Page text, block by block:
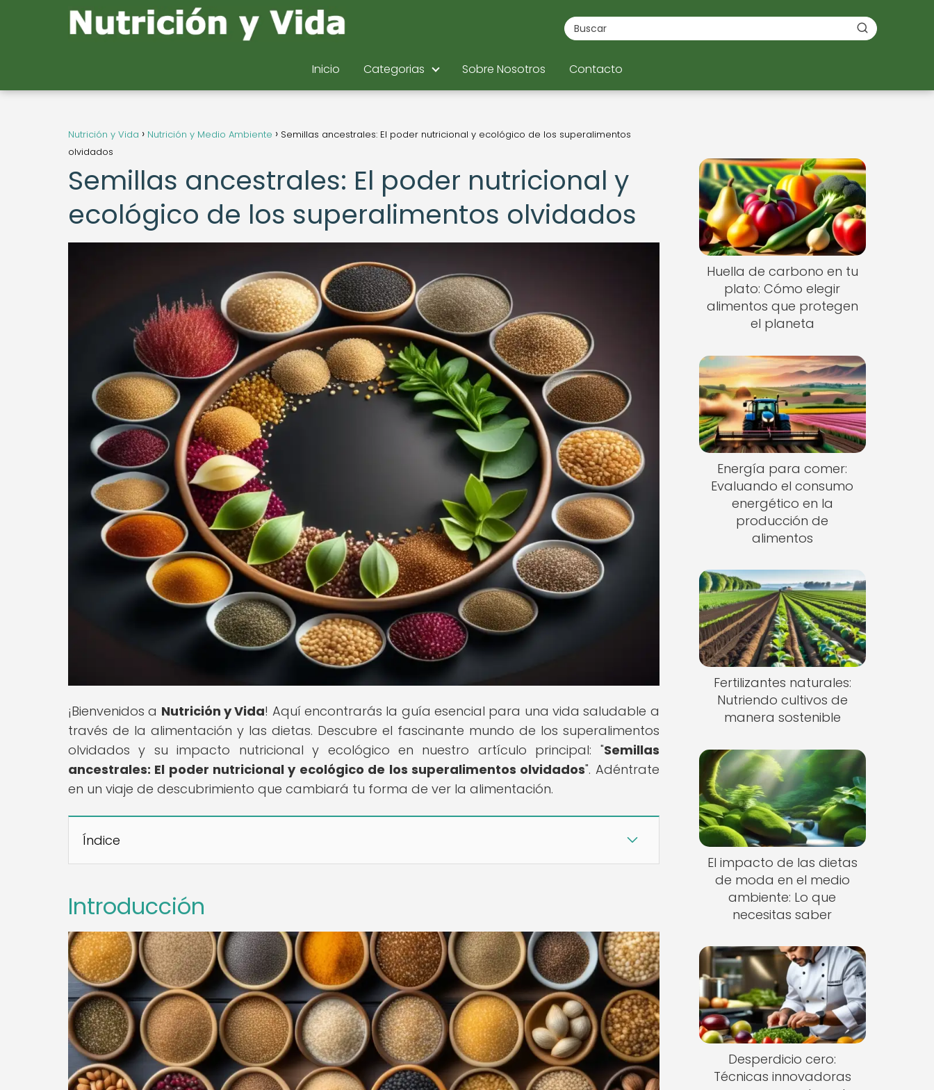
Inicio Categorias Sobre Nosotros Contacto
Nutrición y Vida Nutrición y Medio Ambiente
Semillas ancestrales: El poder nutricional y ecológico de los superalimentos
olvidados
Semillas ancestrales: El poder nutricional y
ecológico de los superalimentos olvidados
¡Bienvenidos a Nutrición y Vida! Aquí encontrarás la guía esencial para una vida saludable a
través de la alimentación y las dietas. Descubre el fascinante mundo de los superalimentos
olvidados y su impacto nutricional y ecológico en nuestro artículo principal: "Semillas
ancestrales: El poder nutricional y ecológico de los superalimentos olvidados". Adéntrate
en un viaje de descubrimiento que cambiará tu forma de ver la alimentación.
Índice
Introducción
Huella de carbono en tu
plato: Cómo elegir
alimentos que protegen
el planeta
Energía para comer:
Evaluando el consumo
energético en la
producción de
alimentos
Fertilizantes naturales:
Nutriendo cultivos de
manera sostenible
El impacto de las dietas
de moda en el medio
ambiente: Lo que
necesitas saber
Desperdicio cero:
Técnicas innovadoras